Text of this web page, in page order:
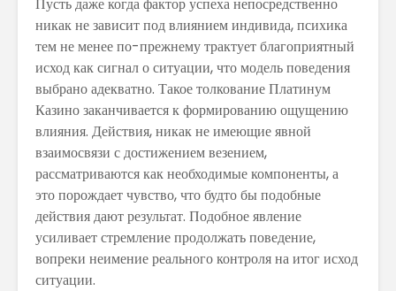
никак не зависит под влиянием индивида, психика
тем не менее по-прежнему трактует благоприятный
исход как сигнал о ситуации, что модель поведения
выбрано адекватно. Такое толкование Платинум
Казино заканчивается к формированию ощущению
влияния. Действия, никак не имеющие явной
взаимосвязи с достижением везением,
рассматриваются как необходимые компоненты, а
это порождает чувство, что будто бы подобные
действия дают результат. Подобное явление
усиливает стремление продолжать поведение,
вопреки неимение реального контроля на итог исход
ситуации.